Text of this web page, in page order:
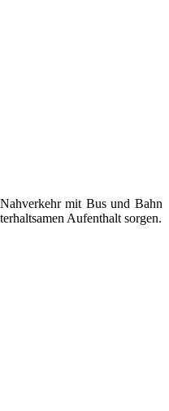
mit Bus und Bahn
Aufenthalt sorgen.